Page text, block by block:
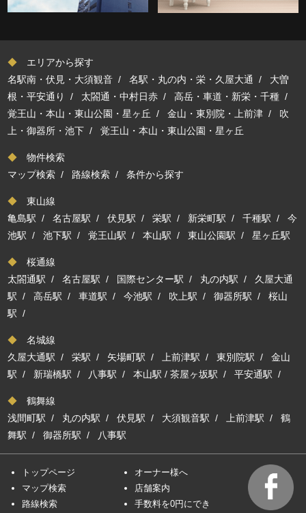
◆ エリアから探す
名駅南・伏見・大須観音 /名駅・丸の内・栄・久屋大通 / 大曽
根・平安通り
/ 太閤通・中村日赤 /高岳・車道・新栄・千種 /
覚王山・本山・東山公園・星ヶ丘 /金山・東別院・上前津 / 吹
上・御器所・池下 /覚王山・本山・東山公園・星ヶ丘
◆ 物件検索
マップ検索 / 路線検索 /条件から探す
◆ 東山線
亀島駅 /名古屋駅 /伏見駅 /栄駅 / 新栄町駅 /千種駅 /今
池駅 /池下駅 /覚王山駅 /本山駅 /東山公園駅 /星ヶ丘駅
◆ 桜通線
太閤通駅 /名古屋駅 / 国際センター駅 / 丸の内駅 / 久屋大通
駅 /高岳駅 /車道駅 /今池駅 / 吹上駅 /御器所駅 /桜山
駅 /
◆ 名城線
久屋大通駅 /栄駅 / 矢場町駅 / 上前津駅 /東別院駅 /金山
駅 / 新瑞橋駅 / 八事駅 /本山駅 /茶屋ヶ坂駅 /平安通駅 /
◆ 鶴舞線
浅間町駅 / 丸の内駅 /伏見駅 / 大須観音駅 / 上前津駅 /鶴
舞駅 /御器所駅 / 八事駅
トップページ
マップ検索
路線検索
オーナー様へ
店舗案内
手数料を0円にでき